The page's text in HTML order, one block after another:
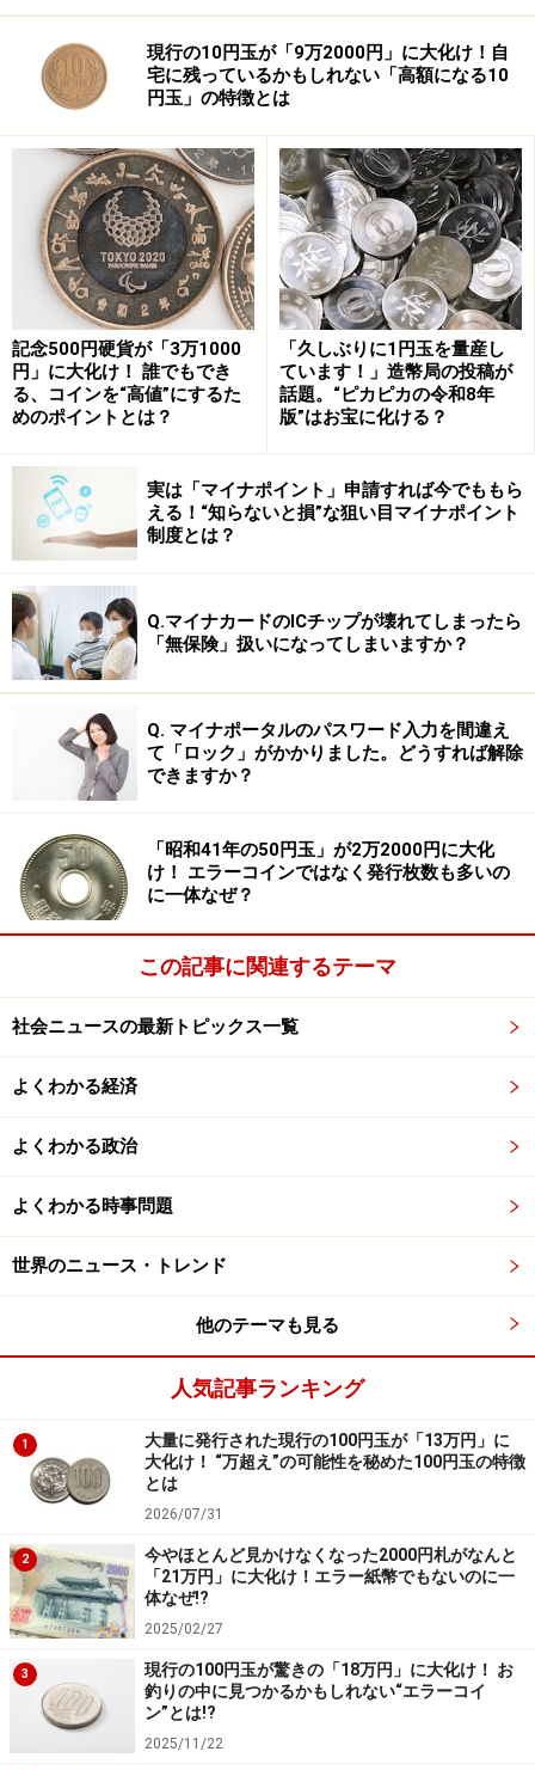
現行の10円玉が「9万2000円」に大化け！自
宅に残っているかもしれない「高額になる10
円玉」の特徴とは
記念500円硬貨が「3万1000
円」に大化け！ 誰でもでき
る、コインを“高値”にするた
めのポイントとは？
「久しぶりに1円玉を量産し
ています！」造幣局の投稿が
話題。“ピカピカの令和8年
版”はお宝に化ける？
実は「マイナポイント」申請すれば今でももら
える！“知らないと損”な狙い目マイナポイント
制度とは？
Q.マイナカードのICチップが壊れてしまったら
「無保険」扱いになってしまいますか？
Q. マイナポータルのパスワード入力を間違え
て「ロック」がかかりました。どうすれば解除
できますか？
「昭和41年の50円玉」が2万2000円に大化
け！ エラーコインではなく発行枚数も多いの
に一体なぜ？
この記事に関連するテーマ
社会ニュースの最新トピックス一覧
よくわかる経済
よくわかる政治
よくわかる時事問題
世界のニュース・トレンド
他のテーマも見る
人気記事ランキング
1
大量に発行された現行の100円玉が「13万円」に
大化け！ “万超え”の可能性を秘めた100円玉の特徴
とは
2026/07/31
2
今やほとんど見かけなくなった2000円札がなんと
「21万円」に大化け！エラー紙幣でもないのに一
体なぜ!?
2025/02/27
3
現行の100円玉が驚きの「18万円」に大化け！ お
釣りの中に見つかるかもしれない“エラーコイ
ン”とは!?
2025/11/22